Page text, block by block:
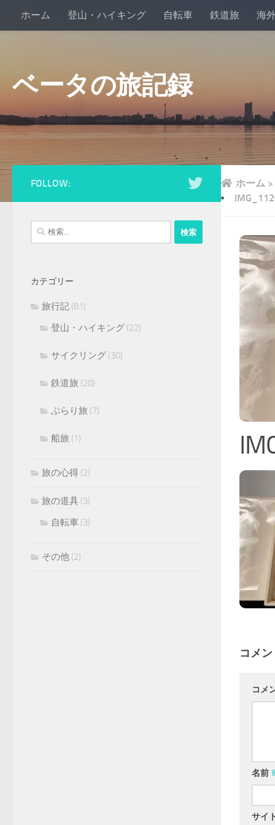
ホーム 登山・ハイキング 自転車 鉄道旅 海
ベータの旅記録
ホーム >
コメ
コメ
名前
サイ
FOLLOW:
検
索:
カテゴリー
旅行記 (81)
登山・ハイキング (22)
サイクリング (30)
鉄道旅 (20)
ぶらり旅 (7)
船旅 (1)
旅の心得 (2)
旅の道具 (3)
自転車 (3)
その他 (2)